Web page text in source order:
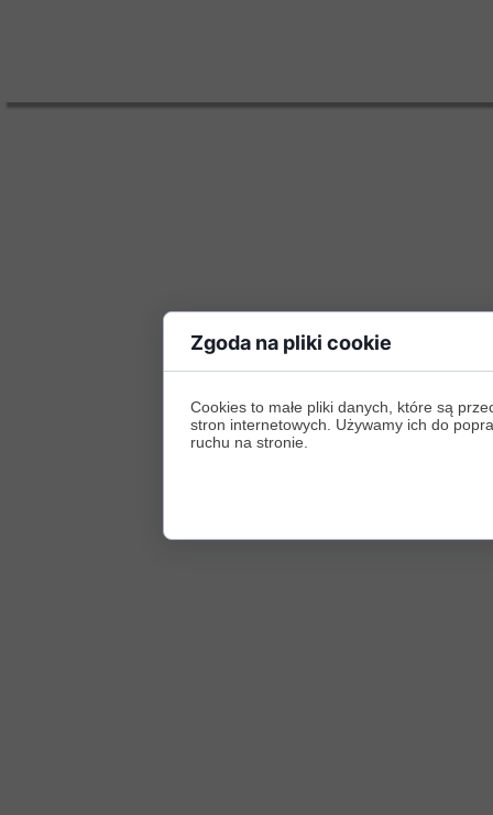
Zgoda na pliki cookie
Cookies to małe pliki danych, które są
stron internetowych. Używamy ich do
ruchu na stronie.